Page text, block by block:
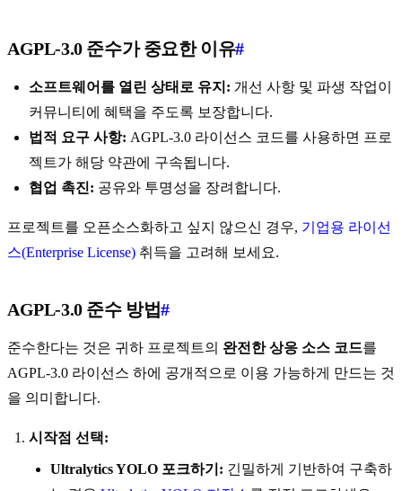
AGPL-3.0 준수가 중요한 이유#
소프트웨어를 열린 상태로 유지: 개선 사항 및 파생 작업이
커뮤니티에 혜택을 주도록 보장합니다.
법적 요구 사항: AGPL-3.0 라이선스 코드를 사용하면 프로
젝트가 해당 약관에 구속됩니다.
협업 촉진: 공유와 투명성을 장려합니다.
프로젝트를 오픈소스화하고 싶지 않으신 경우, 기업용 라이선
스(Enterprise License) 취득을 고려해 보세요.
AGPL-3.0 준수 방법#
준수한다는 것은 귀하 프로젝트의 완전한 상응 소스 코드를
AGPL-3.0 라이선스 하에 공개적으로 이용 가능하게 만드는 것
을 의미합니다.
시작점 선택:
Ultralytics YOLO 포크하기: 긴밀하게 기반하여 구축하